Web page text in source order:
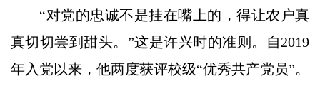
“对党的忠诚不是挂在嘴上的，得让农户真
真切切尝到甜头。”这是许兴时的准则。自2019
年入党以来，他两度获评校级“优秀共产党员”。